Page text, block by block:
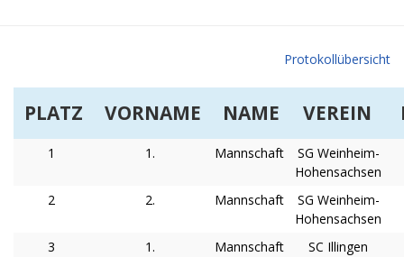
Protokollübersicht
PLATZ VORNAME NAME VEREIN
1 1. Mannschaft
SG Weinheim-
Hohensachsen
2
2. Mannschaft
SG Weinheim-
Hohensachsen
3
1. Mannschaft
SC Illingen